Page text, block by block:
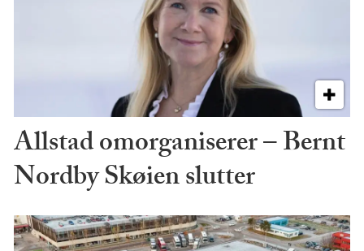
Allstad omorganiserer – Bernt
Nordby Skøien slutter